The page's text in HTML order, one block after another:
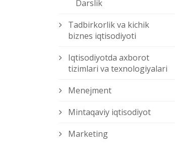
Darslik
Tadbirkorlik va kichik
biznes iqtisodiyoti
Iqtisodiyotda axborot
tizimlari va texnologiyalari
Menejment
Mintaqaviy iqtisodiyot
Marketing